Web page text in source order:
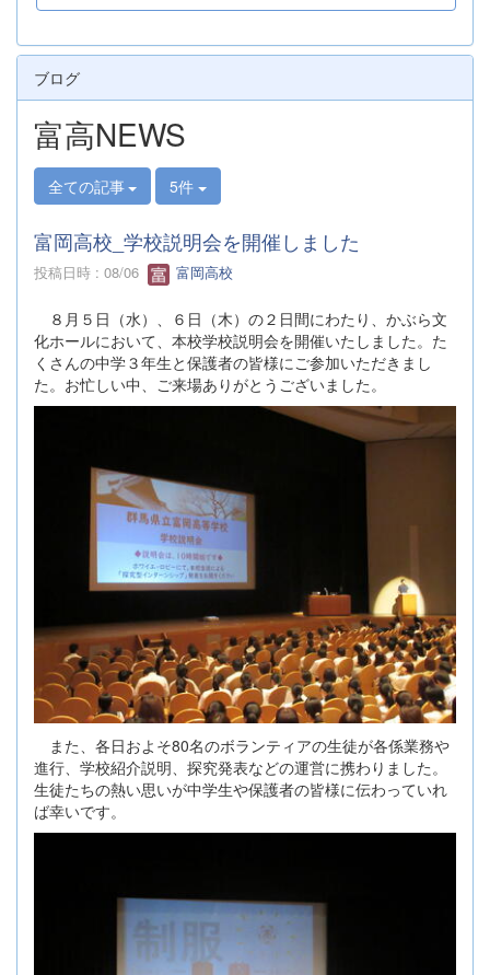
ブログ
富高NEWS
全ての記事 5件
富岡高校_学校説明会を開催しました
投稿日時 : 08/06 富岡高校
８月５日（水）、６日（木）の２日間にわたり、かぶら文
化ホールにおいて、本校学校説明会を開催いたしました。た
くさんの中学３年生と保護者の皆様にご参加いただきまし
た。お忙しい中、ご来場ありがとうございました。
また、各日およそ80名のボランティアの生徒が各係業務や
進行、学校紹介説明、探究発表などの運営に携わりました。
生徒たちの熱い思いが中学生や保護者の皆様に伝わっていれ
ば幸いです。